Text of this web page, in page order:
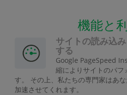
機能と
サイトの読み込
する
Google PageSpeed
縮によりサイトのパフ
す。 その上、私たちの専門家はあ
加速させてくれます。